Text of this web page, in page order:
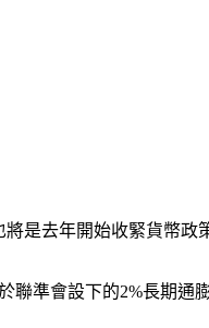
是去年開始收緊貨幣政
聯準會設下的2%長期通